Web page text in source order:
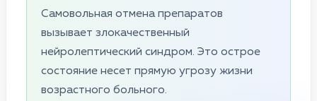
Самовольная отмена препаратов
вызывает злокачественный
нейролептический синдром. Это острое
состояние несет прямую угрозу жизни
возрастного больного.